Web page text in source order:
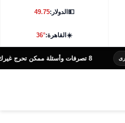
💵الدولار:49.75
☀️القاهرة:36°
8 تصرفات وأسئلة ممكن تحرج غيرك.. تجنبها حتى لو هدفك الاهتمام